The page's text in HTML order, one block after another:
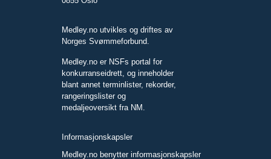
Medley.no utvikles og driftes av
Norges Svømmeforbund.
Medley.no er NSFs portal for
konkurranseidrett, og inneholder
blant annet terminlister, rekorder,
rangeringslister og
medaljeoversikt fra NM.
Informasjonskapsler
Medley.no benytter informasjonskapsler